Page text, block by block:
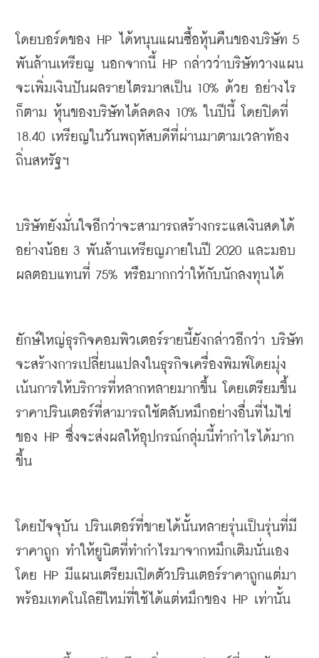
โดยบอร์ดของ HP ได้หนุนแผนซื้อหุ้นคืนของบริษัท
พันล้านเหรียญ นอกจากนี้ HP กล่าวว่าบริษัทวางแผน
จะเพิ่มเงินปันผลรายไตรมาสเป็น 10% ด้วย อย่างไร
ก็ตาม หุ้นของบริษัทได้ลดลง 10% ในปีนี้ โดยปิดที่
18.40 เหรียญในวันพฤหัสบดีที่ผ่านมาตามเวลาท้อง
ถิ่นสหรัฐฯ
บริษัทยังมั่นใจอีกว่าจะสามารถสร้างกระแสเงินสดได้
อย่างน้อย 3 พันล้านเหรียญภายในปี 2020 และมอบ
ผลตอบแทนที่ 75% หรือมากกว่าให้กับนักลงทุนได้
ยักษ์ใหญ่ธุรกิจคอมพิวเตอร์รายนี้ยังกล่าวอีกว่า บริษัท
จะสร้างการเปลี่ยนแปลงในธุรกิจเครื่องพิมพ์โดยมุ่ง
เน้นการให้บริการที่หลากหลายมากขึ้น โดยเตรียมขึ้น
ราคาปรินเตอร์ที่สามารถใช้ตลับหมึกอย่างอื่นที่ไม่ใช่
ของ HP ซึ่งจะส่งผลให้อุปกรณ์กลุ่มนี้ทำกำไรได้มาก
ขึ้น
โดยปัจจุบัน ปรินเตอร์ที่ขายได้นั้นหลายรุ่นเป็นรุ่นที่มี
ราคาถูก ทำให้ยูนิตที่ทำกำไรมาจากหมึกเติมนั่นเอง
โดย HP มีแผนเตรียมเปิดตัวปรินเตอร์ราคาถูกแต่มา
พร้อมเทคโนโลยีใหม่ที่ใช้ได้แต่หมึกของ HP เท่านั้น